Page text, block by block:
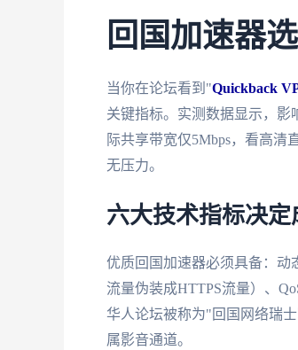
回国加速器
当你在论坛看到"Quickback
关键指标。实测数据显示，
际共享带宽仅5Mbps，看高清
无压力。
六大技术指标决定
优质回国加速器必须具备：动
流量伪装成HTTPS流量）、
华人论坛被称为"回国网络瑞
属影音通道。